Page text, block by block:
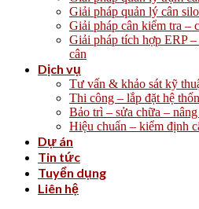
Giải pháp quản lý cân
Giải pháp cân kiểm tra –
Giải pháp tích hợp ERP
cân
Dịch vụ
Tư vấn & khảo sát kỹ
Thi công – lắp đặt hệ
Bảo trì – sửa chữa –
Hiệu chuẩn – kiểm định
Dự án
Tin tức
Tuyển dụng
Liên hệ